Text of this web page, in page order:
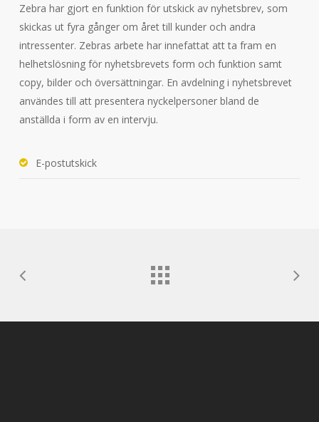
Zebra har gjort en funktion för utskick av nyhetsbrev, som
skickas ut fyra gånger om året till kunder och andra
intressenter. Zebras arbete har innefattat att ta fram en
helhetslösning för nyhetsbrevets form och funktion samt
copy, bilder och översättningar. En avdelning i nyhetsbrevet
användes till att presentera nyckelpersoner bland de
anställda i form av en intervju.
E-postutskick